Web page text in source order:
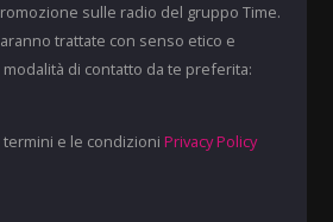
sulle radio del gruppo Time.
trattate con senso etico e
di contatto da te preferita:
e le condizioni Privacy Policy